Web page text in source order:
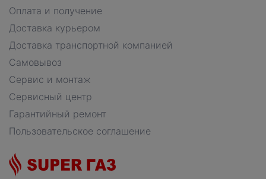
Оплата и получение
Доставка курьером
Доставка транспортной компанией
Самовывоз
Сервис и монтаж
Сервисный центр
Гарантийный ремонт
Пользовательское соглашение